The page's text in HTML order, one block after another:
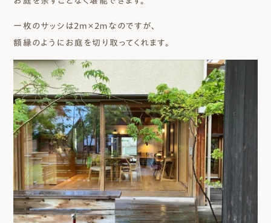
一枚のサッシは２m×2ｍなのですが、
額縁のようにお庭を切り取ってくれます。